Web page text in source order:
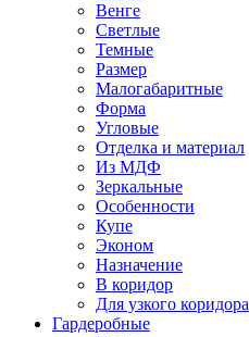
Венге
Светлые
Темные
Размер
Малогабаритные
Форма
Угловые
Отделка и материал
Из МДФ
Зеркальные
Особенности
Купе
Эконом
Назначение
В коридор
Для узкого коридора
Гардеробные